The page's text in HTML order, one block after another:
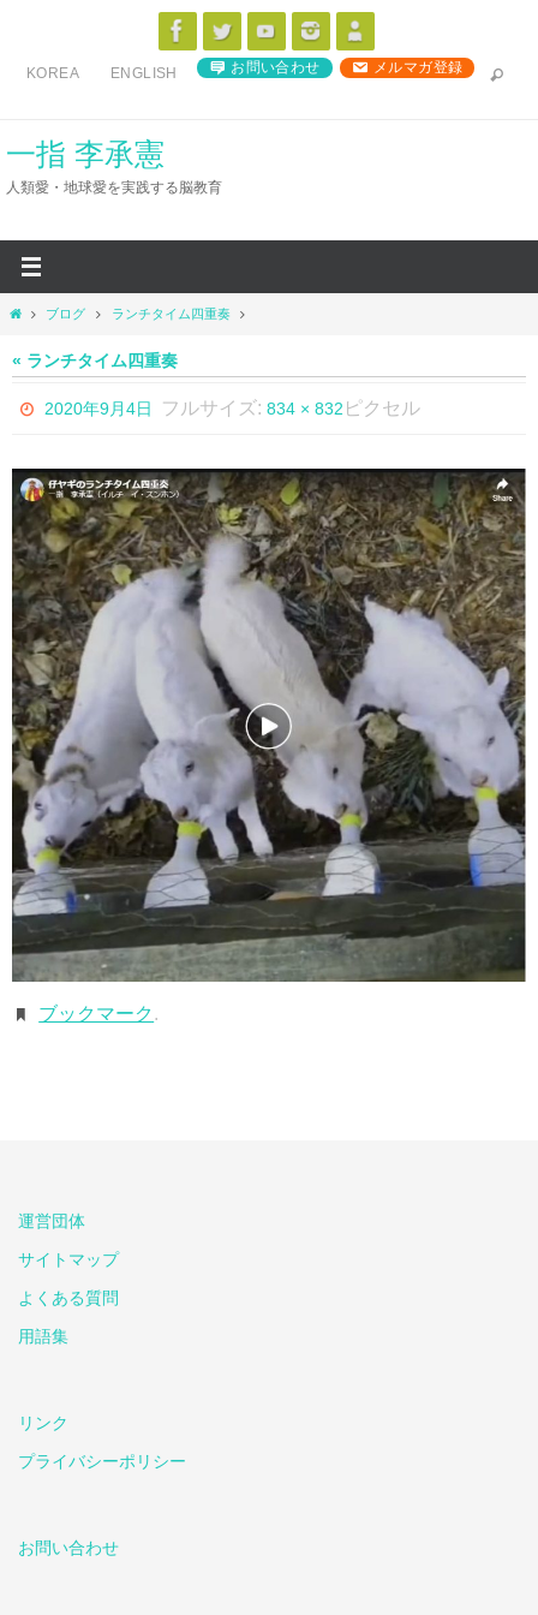
ス
KOREA ENGLISH お問い合わせ メルマガ登録
一指 李承憲
人類愛・地球愛を実践する脳教育
ホ
ム
ブログ ランチタイム四重奏
« ランチタイム四重奏
2020年9月4日 フルサイズ:834 × 832 ピクセル
ブックマーク .
運営団体
サイトマップ
よくある質問
用語集
リンク
プライバシーポリシー
お問い合わせ